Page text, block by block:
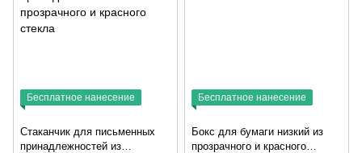
Бесплатное нанесение
Стаканчик для письменных
принадлежностей из
Бесплатное нанесение
Бокс для бумаги низкий из
прозрачного и красного